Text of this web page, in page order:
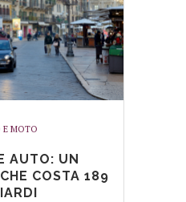
MOTO
AUTO: UN
COSTA 189